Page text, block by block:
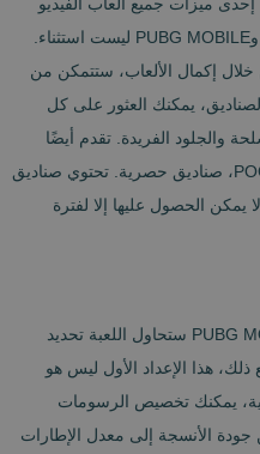
تقريبًا لنظامي التشغيل iOS والأندرويد. وPUBG MOBILE ليست استثناء.
خلال إكمال الألعاب، ستتمكن من
يمكنك العثور على كل
والجلود الفريدة. تقدم أيضًا
العديد من الشركات، مثل Xiaomi وPOCO، صناديق حصرية. تحتوي صناديق
يمكن الحصول عليها إلا لفترة
في المرة الأولى التي تطلق فيهاPUBG MOBILE ستحاول اللعبة تحديد
هذا الإعداد الأول ليس هو
يمكنك تخصيص الرسومات
الأنسجة إلى معدل الإطارات